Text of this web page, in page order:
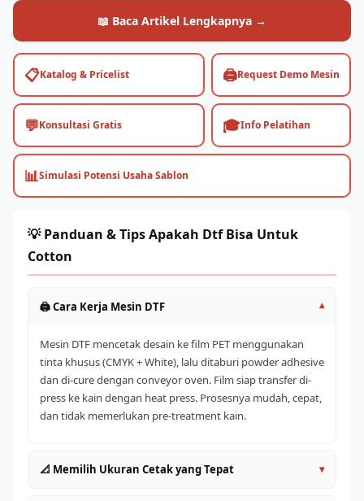
📖 Baca Artikel Lengkapnya →
📋Katalog & Pricelist 🖨️Request Demo Mesin
💬Konsultasi Gratis 🎓Info Pelatihan
📊Simulasi Potensi Usaha Sablon
💡 Panduan & Tips Apakah Dtf Bisa Untuk
Cotton
🖨️ Cara Kerja Mesin DTF ▾
Mesin DTF mencetak desain ke film PET menggunakan
tinta khusus (CMYK + White), lalu ditaburi powder adhesive
dan di-cure dengan conveyor oven. Film siap transfer di-
press ke kain dengan heat press. Prosesnya mudah, cepat,
dan tidak memerlukan pre-treatment kain.
📐 Memilih Ukuran Cetak yang Tepat ▾